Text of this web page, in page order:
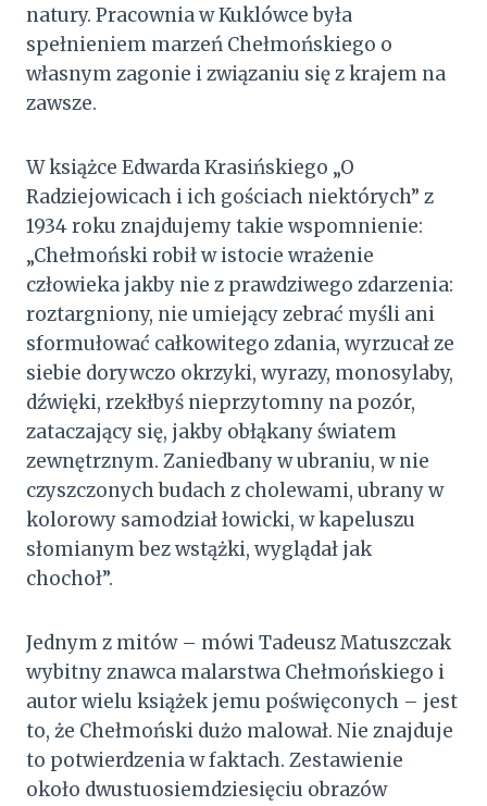
natury. Pracownia w Kuklówce była
spełnieniem marzeń Chełmońskiego o
własnym zagonie i związaniu się z krajem na
zawsze.
W książce Edwarda Krasińskiego „O
Radziejowicach i ich gościach niektórych” z
1934 roku znajdujemy takie wspomnienie:
„Chełmoński robił w istocie wrażenie
człowieka jakby nie z prawdziwego zdarzenia:
roztargniony, nie umiejący zebrać myśli ani
sformułować całkowitego zdania, wyrzucał ze
siebie dorywczo okrzyki, wyrazy, monosylaby,
dźwięki, rzekłbyś nieprzytomny na pozór,
zataczający się, jakby obłąkany światem
zewnętrznym. Zaniedbany w ubraniu, w nie
czyszczonych budach z cholewami, ubrany w
kolorowy samodział łowicki, w kapeluszu
słomianym bez wstążki, wyglądał jak
chochoł”.
Jednym z mitów – mówi Tadeusz Matuszczak
wybitny znawca malarstwa Chełmońskiego i
autor wielu książek jemu poświęconych – jest
to, że Chełmoński dużo malował. Nie znajduje
to potwierdzenia w faktach. Zestawienie
około dwustuosiemdziesięciu obrazów